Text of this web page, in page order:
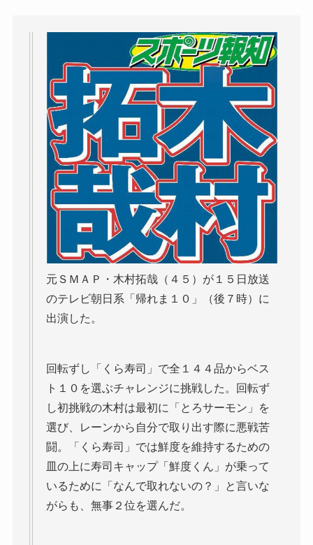
元ＳＭＡＰ・木村拓哉（４５）が１５日放送
のテレビ朝日系「帰れま１０」（後７時）に
出演した。
回転ずし「くら寿司」で全１４４品からベス
ト１０を選ぶチャレンジに挑戦した。回転ず
し初挑戦の木村は最初に「とろサーモン」を
選び、レーンから自分で取り出す際に悪戦苦
闘。「くら寿司」では鮮度を維持するための
皿の上に寿司キャップ「鮮度くん」が乗って
いるために「なんで取れないの？」と言いな
がらも、無事２位を選んだ。